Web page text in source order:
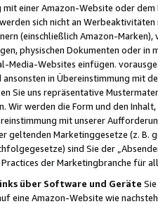
mit einer Amazon-Website oder
sich nicht an
(einschließlich Amazon-
physischen Dokumenten oder in
Media-Websites einfügen.
in Übereinstimmung mit
Sie uns repräsentative
Wir werden die Form und den
mit unserer
geltenden Marketinggesetze (z. B.
sind Sie der
der Marketingbranche für
über Software und Geräte
eine Amazon-Website wie